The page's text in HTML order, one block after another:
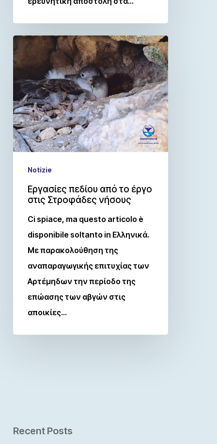
Notizie
Εργασίες πεδίου από το έργο
στις Στροφάδες νήσους
Ci spiace, ma questo articolo è
disponibile soltanto in Ελληνικά.
Με παρακολούθηση της
αναπαραγωγικής επιτυχίας των
Αρτέμηδων την περίοδο της
επώασης των αβγών στις
αποικίες…
Recent Posts